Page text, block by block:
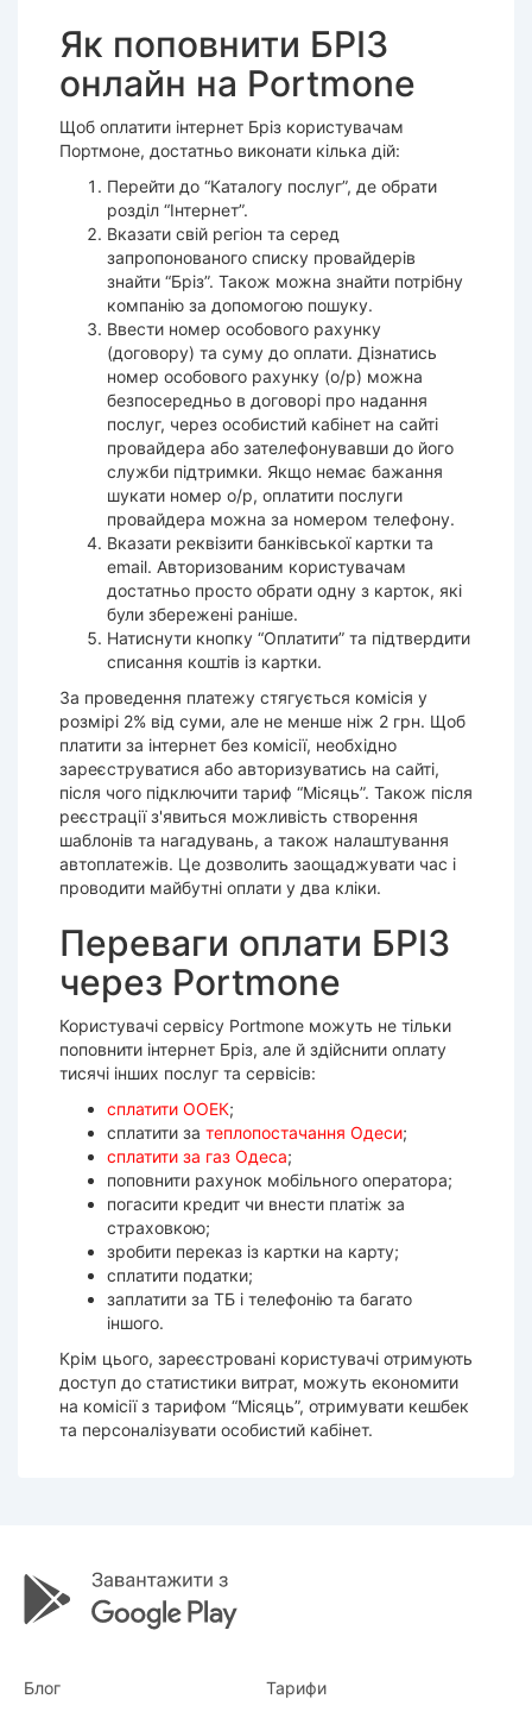
Як поповнити БРІЗ
онлайн на Portmone
Щоб оплатити інтернет Бріз користувачам
Портмоне, достатньо виконати кілька дій:
Перейти до “Каталогу послуг”, де обрати
розділ “Інтернет”.
Вказати свій регіон та серед
запропонованого списку провайдерів
знайти “Бріз”. Також можна знайти потрібну
компанію за допомогою пошуку.
Ввести номер особового рахунку
(договору) та суму до оплати. Дізнатись
номер особового рахунку (о/р) можна
безпосередньо в договорі про надання
послуг, через особистий кабінет на сайті
провайдера або зателефонувавши до його
служби підтримки. Якщо немає бажання
шукати номер о/р, оплатити послуги
провайдера можна за номером телефону.
Вказати реквізити банківської картки та
email. Авторизованим користувачам
достатньо просто обрати одну з карток, які
були збережені раніше.
Натиснути кнопку “Оплатити” та підтвердити
списання коштів із картки.
За проведення платежу стягується комісія у
розмірі 2% від суми, але не менше ніж 2 грн. Щоб
платити за інтернет без комісії, необхідно
зареєструватися або авторизуватись на сайті,
після чого підключити тариф “Місяць”. Також після
реєстрації з'явиться можливість створення
шаблонів та нагадувань, а також налаштування
автоплатежів. Це дозволить заощаджувати час і
проводити майбутні оплати у два кліки.
Переваги оплати БРІЗ
через Portmone
Користувачі сервісу Portmone можуть не тільки
поповнити інтернет Бріз, але й здійснити оплату
тисячі інших послуг та сервісів:
сплатити ООЕК;
сплатити за теплопостачання Одеси;
сплатити за газ Одеса;
поповнити рахунок мобільного оператора;
погасити кредит чи внести платіж за
страховкою;
зробити переказ із картки на карту;
сплатити податки;
заплатити за ТБ і телефонію та багато
іншого.
Крім цього, зареєстровані користувачі отримують
доступ до статистики витрат, можуть економити
на комісії з тарифом “Місяць”, отримувати кешбек
та персоналізувати особистий кабінет.
Блог Тарифи